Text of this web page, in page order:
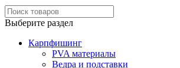
Выберите раздел
Карпфишинг
PVA материалы
Ведра и подставки